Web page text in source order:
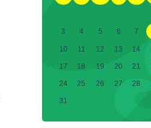
3 4 5 6 7
10 11 12 13 14
17 18 19 20 21
24 25 26 27 28
31